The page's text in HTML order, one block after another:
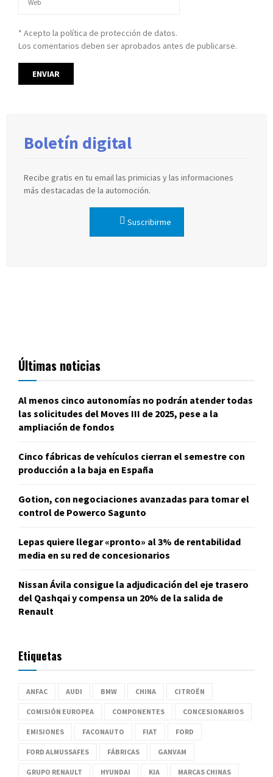
* Acepto la política de protección de datos.
Los comentarios deben ser aprobados antes de publicarse.
Boletín digital
Recibe gratis en tu email las primicias y las informaciones
más destacadas de la automoción.
Suscribirme
Últimas noticias
Al menos cinco autonomías no podrán atender todas
las solicitudes del Moves III de 2025, pese a la
ampliación de fondos
Cinco fábricas de vehículos cierran el semestre con
producción a la baja en España
Gotion, con negociaciones avanzadas para tomar el
control de Powerco Sagunto
Lepas quiere llegar «pronto» al 3% de rentabilidad
media en su red de concesionarios
Nissan Ávila consigue la adjudicación del eje trasero
del Qashqai y compensa un 20% de la salida de
Renault
Etiquetas
ANFAC AUDI BMW CHINA CITROËN
COMISIÓN EUROPEA COMPONENTES CONCESIONARIOS
EMISIONES FACONAUTO FIAT FORD
FORD ALMUSSAFES FÁBRICAS GANVAM
GRUPO RENAULT HYUNDAI KIA MARCAS CHINAS